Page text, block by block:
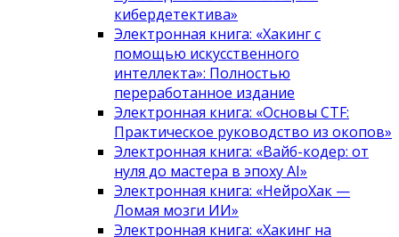
кибердетектива»
Электронная книга: «Хакинг с
помощью искусственного
интеллекта»: Полностью
переработанное издание
Электронная книга: «Основы CTF:
Практическое руководство из окопов»
Электронная книга: «Вайб-кодер: от
нуля до мастера в эпоху AI»
Электронная книга: «НейроХак —
Ломая мозги ИИ»
Электронная книга: «Хакинг на